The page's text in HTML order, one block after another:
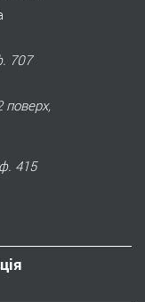
707
поверх,
415